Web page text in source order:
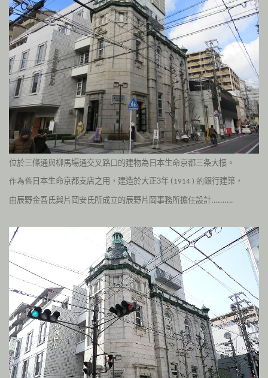
位於三條通與柳馬場通交叉路口的建物為日本生命京都三条大樓。
作為舊 日本生命京都支店之用，建造於大正3年 (1914 ) 的銀行建築，
由辰野金吾氏與片岡安氏所成立的辰野片岡事務所擔任設計……….